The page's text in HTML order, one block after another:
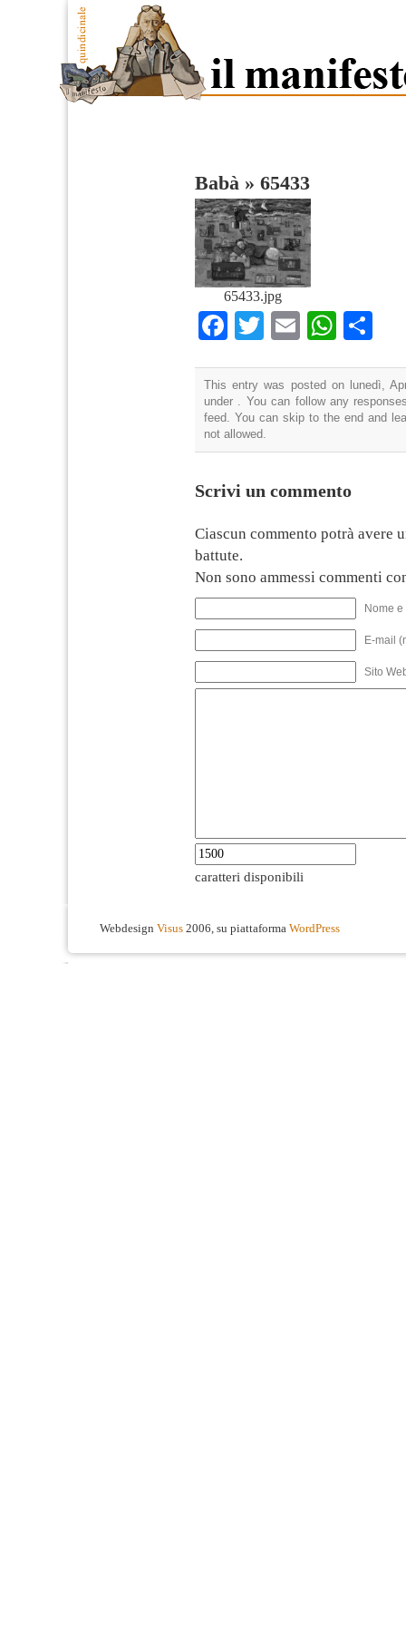
Babà » 65433
65433.jpg
Facebook
TwitterEmail
This entry was posted on lunedì,
under . You can follow any
feed. You can skip to the end and
not allowed.
Scrivi un commento
Ciascun commento potrà avere
battute.
Non sono ammessi commenti
Nome
E-mail
Sito
caratteri disponibili
Webdesign Visus 2006, su piattaforma WordPress